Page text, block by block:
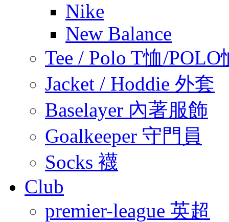
Nike
New Balance
Tee / Polo T恤/POLO
Jacket / Hoddie 外套
Baselayer 內著服飾
Goalkeeper 守門員
Socks 襪
Club
premier-league 英超